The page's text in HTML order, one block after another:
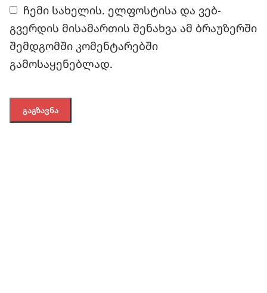
ჩემი სახელის. ელფოსტისა და ვებ-
გვერდის მისამართის შენახვა ამ ბრაუზერში
შემდგომში კომენტარებში
გამოსაყენებლად.